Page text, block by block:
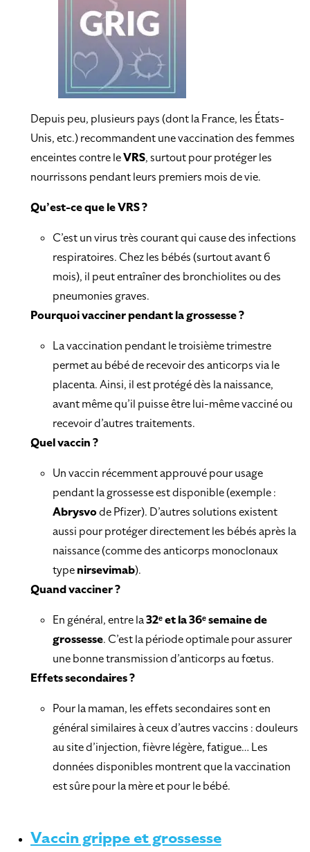
Depuis peu, plusieurs pays (dont la France, les États-
Unis, etc.) recommandent une vaccination des femmes
enceintes contre leVRS, surtout pour protéger les
nourrissons pendant leurs premiers mois de vie.
Qu’est-ce que le VRS ?
C’est un virus très courant qui cause des infections
respiratoires. Chez les bébés (surtout avant 6
mois), il peut entraîner des bronchiolites ou des
pneumonies graves.
Pourquoi vacciner pendant la grossesse ?
La vaccination pendant le troisième trimestre
permet au bébé de recevoir des anticorps via le
placenta. Ainsi, il est protégé dès la naissance,
avant même qu’il puisse être lui-même vacciné ou
recevoir d’autres traitements.
Quel vaccin ?
Un vaccin récemment approuvé pour usage
pendant la grossesse est disponible (exemple :
Abrysvode Pfizer). D’autres solutions existent
aussi pour protéger directement les bébés après la
naissance (comme des anticorps monoclonaux
typenirsevimab).
Quand vacciner ?
En général, entre la32ᵉ et la 36ᵉ semaine de
grossesse. C’est la période optimale pour assurer
une bonne transmission d’anticorps au fœtus.
Effets secondaires ?
Pour la maman, les effets secondaires sont en
général similaires à ceux d’autres vaccins : douleurs
au site d’injection, fièvre légère, fatigue… Les
données disponibles montrent que la vaccination
est sûre pour la mère et pour le bébé.
Vaccin grippe et grossesse